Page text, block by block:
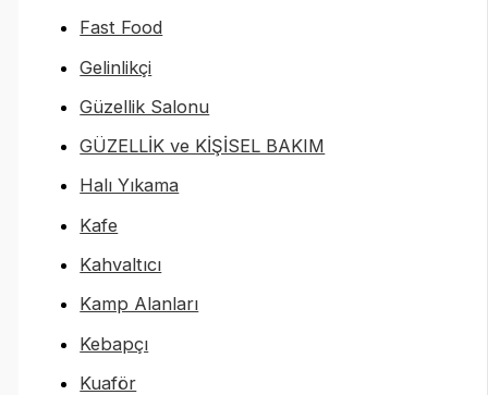
Fast Food
Gelinlikçi
Güzellik Salonu
GÜZELLİK ve KİŞİSEL BAKIM
Halı Yıkama
Kafe
Kahvaltıcı
Kamp Alanları
Kebapçı
Kuaför